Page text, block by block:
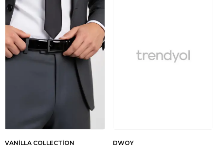
VANİLLA COLLECTİON DWOY